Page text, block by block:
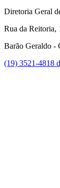
Diretoria Geral
Rua da Reitoria,
Barão Geraldo -
(19) 3521-4818